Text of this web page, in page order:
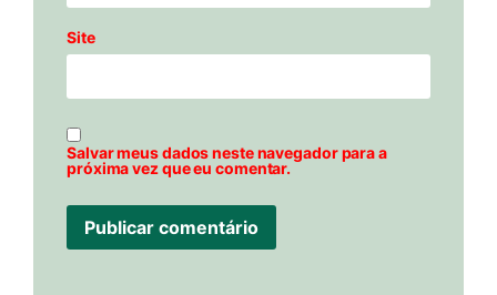
Site
Salvar meus dados neste navegador para a
próxima vez que eu comentar.